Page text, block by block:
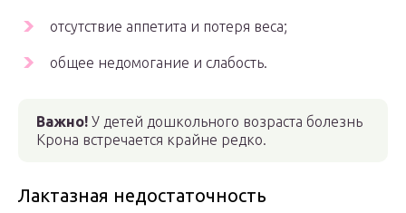
отсутствие аппетита и потеря веса;
общее недомогание и слабость.
Важно! У детей дошкольного возраста болезнь
Крона встречается крайне редко.
Лактазная недостаточность